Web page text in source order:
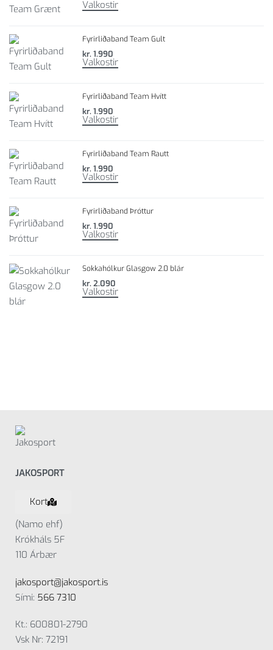
Valkostir
Fyrirliðaband Team Gult
kr.1.990
Valkostir
Fyrirliðaband Team Hvítt
kr.1.990
Valkostir
Fyrirliðaband Team Rautt
kr.1.990
Valkostir
Fyrirliðaband Þróttur
kr.1.990
Valkostir
Sokkahólkur Glasgow 2.0 blár
kr.2.090
Valkostir
JAKOSPORT
Kort
(Namo ehf)
Krókháls 5F
110 Árbær
jakosport@jakosport.is
Sími: 566 7310
Kt.: 600801-2790
Vsk Nr: 72191